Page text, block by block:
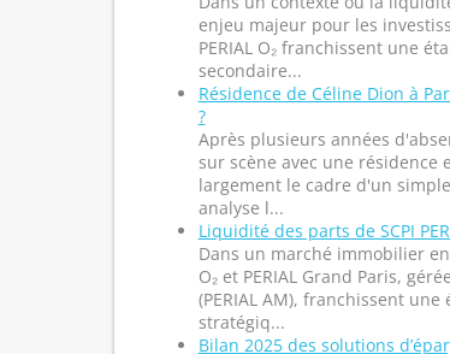
enjeu majeur pour les
PERIAL O₂ franchissent une
secondaire...
Résidence de Céline Dion à
?
Après plusieurs années
sur scène avec une résidence
largement le cadre d'un
analyse l...
Liquidité des parts de SCPI
Dans un marché immobilier en
O₂ et PERIAL Grand Paris,
(PERIAL AM), franchissent
stratégiq...
Bilan 2025 des solutions